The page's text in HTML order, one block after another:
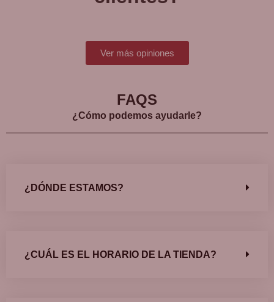
Ver más opiniones
FAQS
¿Cómo podemos ayudarle?
¿DÓNDE ESTAMOS?
¿CUÁL ES EL HORARIO DE LA TIENDA?